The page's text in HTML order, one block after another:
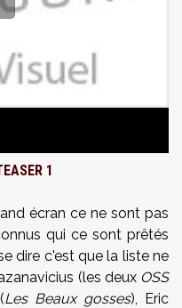
1
écran ce ne sont pas
qui ce sont prêtés
dire c'est que la liste ne
(les deux OSS
Les Beaux gosses), Eric